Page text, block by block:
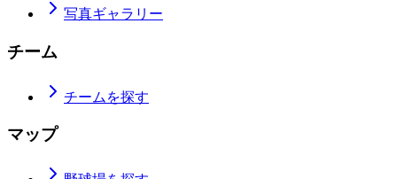
写真ギャラリー
チーム
チームを探す
マップ